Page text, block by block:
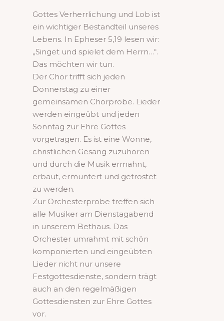
Gottes Verherrlichung und Lob ist
ein wichtiger Bestandteil unseres
Lebens. In Epheser 5,19 lesen wir:
„Singet und spielet dem Herrn…“.
Das möchten wir tun.
Der Chor trifft sich jeden
Donnerstag zu einer
gemeinsamen Chorprobe. Lieder
werden eingeübt und jeden
Sonntag zur Ehre Gottes
vorgetragen. Es ist eine Wonne,
christlichen Gesang zuzuhören
und durch die Musik ermahnt,
erbaut, ermuntert und getröstet
zu werden.
Zur Orchesterprobe treffen sich
alle Musiker am Dienstagabend
in unserem Bethaus. Das
Orchester umrahmt mit schön
komponierten und eingeübten
Lieder nicht nur unsere
Festgottesdienste, sondern trägt
auch an den regelmäßigen
Gottesdiensten zur Ehre Gottes
vor.